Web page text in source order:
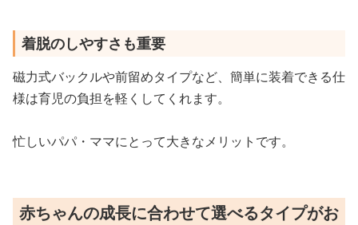
着脱のしやすさも重要
磁力式バックルや前留めタイプなど、簡単に装着できる仕
様は育児の負担を軽くしてくれます。
忙しいパパ・ママにとって大きなメリットです。
赤ちゃんの成長に合わせて選べるタイプがお